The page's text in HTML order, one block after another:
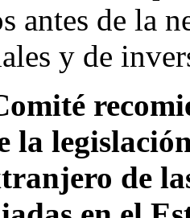
antes de la
y de
la
de